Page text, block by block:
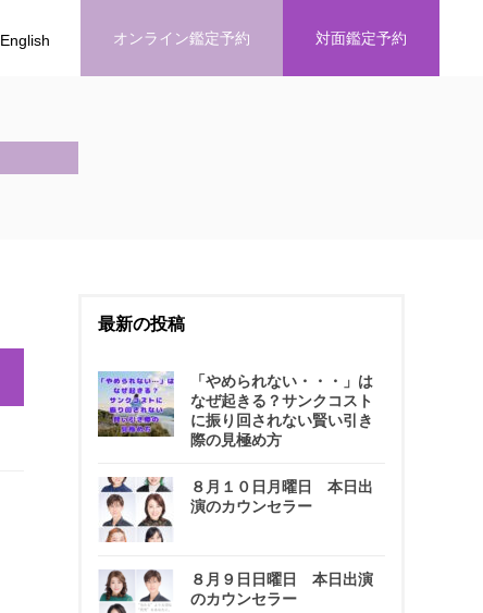
English オンライン鑑定予約 対面鑑定予約
最新の投稿
「やめられない・・・」は
なぜ起きる？サンクコスト
に振り回されない賢い引き
際の見極め方
８月１０日月曜日 本日出
演のカウンセラー
８月９日日曜日 本日出演
のカウンセラー